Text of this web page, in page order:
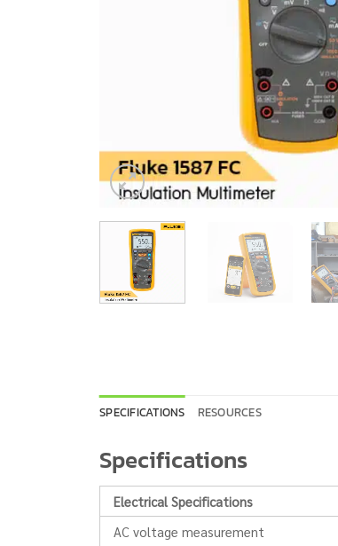
SPECIFICATIONS RESOURCES
Specifications
Electrical Specifications
AC voltage measurement